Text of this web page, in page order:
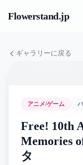
Flowerstand.jp
ギャラリーに戻る
アニメ/ゲーム
Free! 10th
Memories
タ